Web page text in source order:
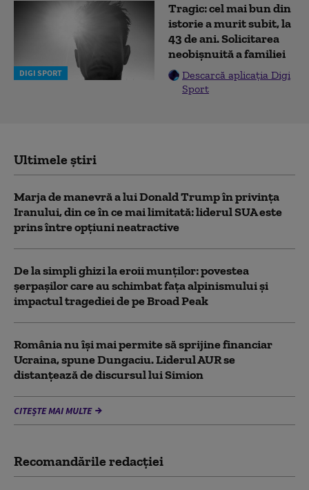
DIGI SPORT
Tragic: cel mai bun din
istorie a murit subit, la
43 de ani. Solicitarea
neobișnuită a familiei
Descarcă aplicația Digi
Sport
Ultimele știri
Marja de manevră a lui Donald Trump în privința
Iranului, din ce în ce mai limitată: liderul SUA este
prins între opțiuni neatractive
De la simpli ghizi la eroii munților: povestea
șerpașilor care au schimbat fața alpinismului și
impactul tragediei de pe Broad Peak
România nu își mai permite să sprijine financiar
Ucraina, spune Dungaciu. Liderul AUR se
distanțează de discursul lui Simion
CITEȘTE MAI MULTE
Recomandările redacţiei